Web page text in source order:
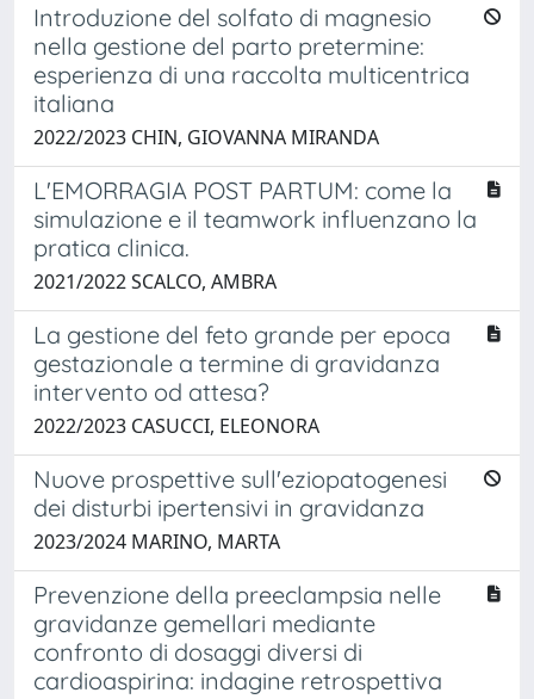
Introduzione del solfato di magnesio
nella gestione del parto pretermine:
esperienza di una raccolta multicentrica
italiana
2022/2023 CHIN, GIOVANNA MIRANDA
L'EMORRAGIA POST PARTUM: come la
simulazione e il teamwork influenzano la
pratica clinica.
2021/2022 SCALCO, AMBRA
La gestione del feto grande per epoca
gestazionale a termine di gravidanza
intervento od attesa?
2022/2023 CASUCCI, ELEONORA
Nuove prospettive sull'eziopatogenesi
dei disturbi ipertensivi in gravidanza
2023/2024 MARINO, MARTA
Prevenzione della preeclampsia nelle
gravidanze gemellari mediante
confronto di dosaggi diversi di
cardioaspirina: indagine retrospettiva